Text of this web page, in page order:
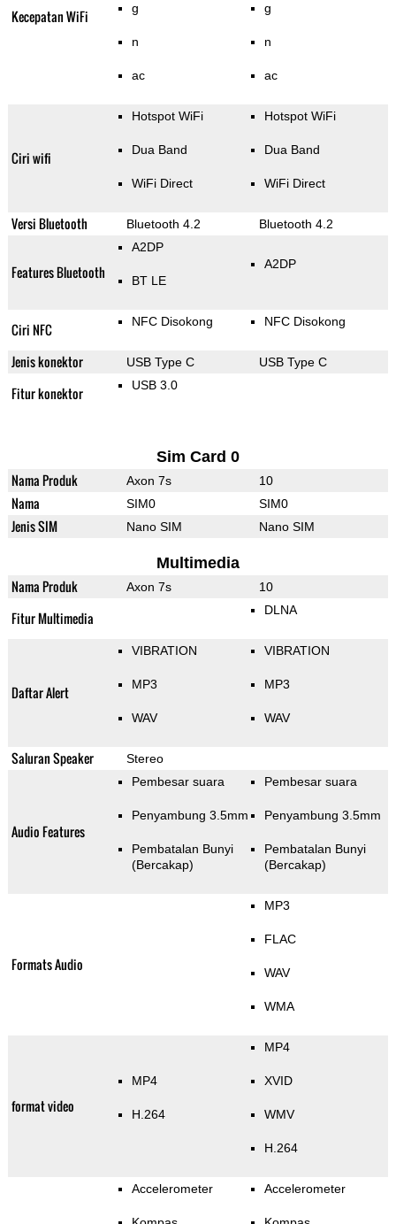
Kecepatan WiFi g
n
ac
g
n
ac
Ciri wifi
Hotspot WiFi
Dua Band
WiFi Direct
Hotspot WiFi
Dua Band
WiFi Direct
Versi Bluetooth Bluetooth 4.2 Bluetooth 4.2
Features Bluetooth
A2DP
BT LE
A2DP
Ciri NFC NFC Disokong NFC Disokong
Jenis konektor USB Type C USB Type C
Fitur konektor USB 3.0
Sim Card 0
Nama Produk Axon 7s 10
Nama SIM0 SIM0
Jenis SIM Nano SIM Nano SIM
Multimedia
Nama Produk Axon 7s 10
Fitur Multimedia DLNA
Daftar Alert
VIBRATION
MP3
WAV
VIBRATION
MP3
WAV
Saluran Speaker Stereo
Audio Features
Pembesar suara
Penyambung 3.5mm
Pembatalan Bunyi
(Bercakap)
Pembesar suara
Penyambung 3.5mm
Pembatalan Bunyi
(Bercakap)
Formats Audio
MP3
FLAC
WAV
WMA
format video
MP4
H.264
MP4
XVID
WMV
H.264
Accelerometer Accelerometer